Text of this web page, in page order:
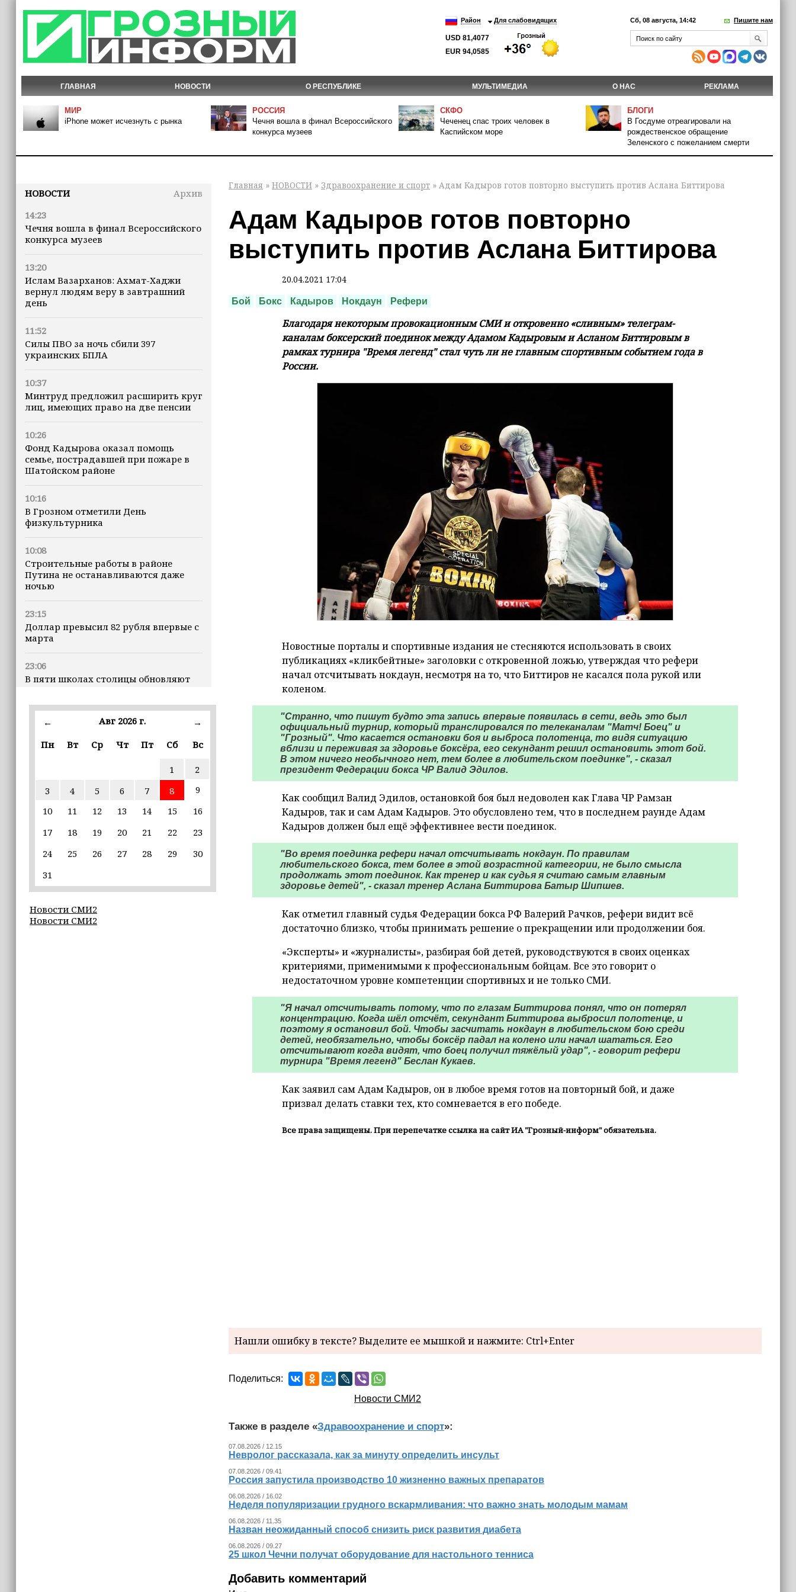
Район Для слабовидящих
USD 81,4077
EUR 94,0585
Сб, 08 августа, 14:42 Пишите нам
ГЛАВНАЯ НОВОСТИ О РЕСПУБЛИКЕ МУЛЬТИМЕДИА О НАС РЕКЛАМА
МИР
iPhone может исчезнуть с рынка
РОССИЯ
Чечня вошла в финал Всероссийского
конкурса музеев
СКФО
Чеченец спас троих человек в
Каспийском море
БЛОГИ
В Госдуме отреагировали на
рождественское обращение
Зеленского с пожеланием смерти
НОВОСТИ
Архив
14:23
Чечня вошла в финал Всероссийского
конкурса музеев
13:20
Ислам Вазарханов: Ахмат-Хаджи
вернул людям веру в завтрашний
день
11:52
Силы ПВО за ночь сбили 397
украинских БПЛА
10:37
Минтруд предложил расширить круг
лиц, имеющих право на две пенсии
10:26
Фонд Кадырова оказал помощь
семье, пострадавшей при пожаре в
Шатойском районе
10:16
В Грозном отметили День
физкультурника
10:08
Строительные работы в районе
Путина не останавливаются даже
ночью
23:15
Доллар превысил 82 рубля впервые с
марта
23:06
В пяти школах столицы обновляют
регионами России за последние
iPhone может исчезнуть с рынка
9 августа в Грозном пройдет дрифт-
17:30
Эксперт объяснил, почему не стоит
16:55
← Авг 2026 г.
→
Пн
Вт Ср Чт Пт Сб Вс
1
2
3
4 5 6 7 8
9
10
11 12 13 14 15
16
17
18 19 20 21 22
23
24
25 26 27 28 29
30
31
Новости СМИ2
Новости СМИ2
Главная » НОВОСТИ » Здравоохранение и спорт » Адам Кадыров готов повторно выступить против Аслана Биттирова
Адам Кадыров готов повторно
выступить против Аслана Биттирова
20.04.2021 17:04
Бой Бокс Кадыров Нокдаун Рефери
Благодаря некоторым провокационным СМИ и откровенно «сливным» телеграм-
каналам боксерский поединок между Адамом Кадыровым и Асланом Биттировым в
рамках турнира "Время легенд" стал чуть ли не главным спортивным событием года в
России.
Новостные порталы и спортивные издания не стесняются использовать в своих
публикациях «кликбейтные» заголовки с откровенной ложью, утверждая что рефери
начал отсчитывать нокдаун, несмотря на то, что Биттиров не касался пола рукой или
коленом.
"Странно, что пишут будто эта запись впервые появилась в сети, ведь это был
официальный турнир, который транслировался по телеканалам "Матч! Боец" и
"Грозный". Что касается остановки боя и выброса полотенца, то видя ситуацию
вблизи и переживая за здоровье боксёра, его секундант решил остановить этот бой.
В этом ничего необычного нет, тем более в любительском поединке", - сказал
президент Федерации бокса ЧР Валид Эдилов.
Как сообщил Валид Эдилов, остановкой боя был недоволен как Глава ЧР Рамзан
Кадыров, так и сам Адам Кадыров. Это обусловлено тем, что в последнем раунде Адам
Кадыров должен был ещё эффективнее вести поединок.
"Во время поединка рефери начал отсчитывать нокдаун. По правилам
любительского бокса, тем более в этой возрастной категории, не было смысла
продолжать этот поединок. Как тренер и как судья я считаю самым главным
здоровье детей", - сказал тренер Аслана Биттирова Батыр Шипшев.
Как отметил главный судья Федерации бокса РФ Валерий Рачков, рефери видит всё
достаточно близко, чтобы принимать решение о прекращении или продолжении боя.
«Эксперты» и «журналисты», разбирая бой детей, руководствуются в своих оценках
критериями, применимыми к профессиональным бойцам. Все это говорит о
недостаточном уровне компетенции спортивных и не только СМИ.
"Я начал отсчитывать потому, что по глазам Биттирова понял, что он потерял
концентрацию. Когда шёл отсчёт, секундант Биттирова выбросил полотенце, и
поэтому я остановил бой. Чтобы засчитать нокдаун в любительском бою среди
детей, необязательно, чтобы боксёр падал на колено или начал шататься. Его
отсчитывают когда видят, что боец получил тяжёлый удар", - говорит рефери
турнира "Время легенд" Беслан Кукаев.
Как заявил сам Адам Кадыров, он в любое время готов на повторный бой, и даже
призвал делать ставки тех, кто сомневается в его победе.
Все права защищены. При перепечатке ссылка на сайт ИА "Грозный-информ" обязательна.
Нашли ошибку в тексте? Выделите ее мышкой и нажмите: Ctrl+Enter
Поделиться:
Новости СМИ2
Также в разделе «Здравоохранение и спорт»:
07.08.2026 / 12.15
Невролог рассказала, как за минуту определить инсульт
07.08.2026 / 09.41
Россия запустила производство 10 жизненно важных препаратов
06.08.2026 / 16.02
Неделя популяризации грудного вскармливания: что важно знать молодым мамам
06.08.2026 / 11.35
Назван неожиданный способ снизить риск развития диабета
06.08.2026 / 09.27
25 школ Чечни получат оборудование для настольного тенниса
Добавить комментарий